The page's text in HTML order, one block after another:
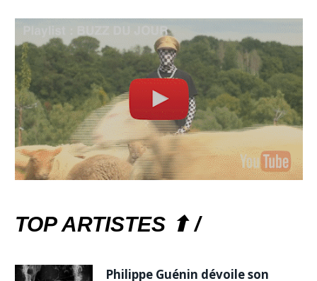
TOP ARTISTES ⬆ /
Philippe Guénin dévoile son